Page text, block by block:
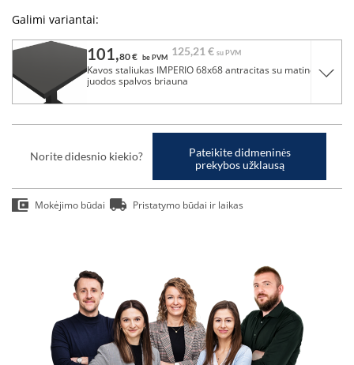
Galimi variantai:
101,80 € be PVM 125,21 € su PVM
Kavos staliukas IMPERIO 68x68 antracitas su matinės
juodos spalvos briauna
Norite didesnio kiekio?
Pateikite didmeninės
prekybos užklausą
Mokėjimo būdai Pristatymo būdai ir laikas